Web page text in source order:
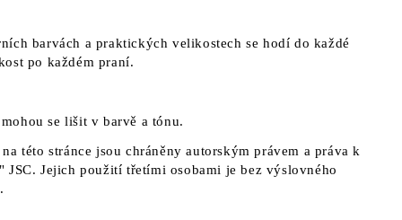
barvách a praktických velikostech se hodí do každé
po každém praní.
se lišit v barvě a tónu.
této stránce jsou chráněny autorským právem a práva k
Jejich použití třetími osobami je bez výslovného